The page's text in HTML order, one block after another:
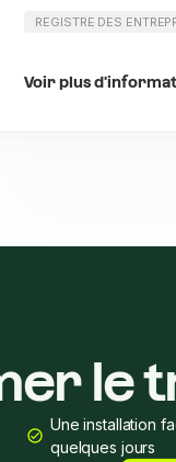
REGISTRE DES
Voir plus
le
Une installation
quelques jours